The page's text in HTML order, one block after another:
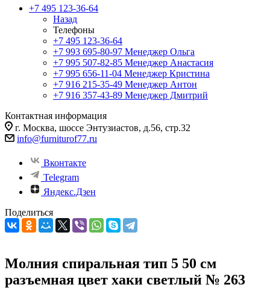
+7 495 123-36-64
Назад
Телефоны
+7 495 123-36-64
+7 993 695-80-97 Менеджер Ольга
+7 995 507-82-85 Менеджер Анастасия
+7 995 656-11-04 Менеджер Кристина
+7 916 215-35-49 Менеджер Антон
+7 916 357-43-89 Менеджер Дмитрий
Контактная информация
г. Москва, шоссе Энтузиастов, д.56, стр.32
info@furniturof77.ru
Вконтакте
Telegram
Яндекс.Дзен
Поделиться
Молния спиральная тип 5 50 см
разъемная цвет хаки светлый № 263